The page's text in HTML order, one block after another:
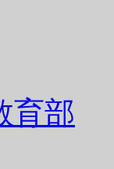
育部